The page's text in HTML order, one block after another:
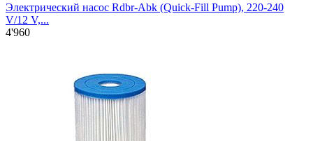
Электрический насос Rdbr-Abk (Quick-Fill Pump), 220-240
V/12 V,...
4'960